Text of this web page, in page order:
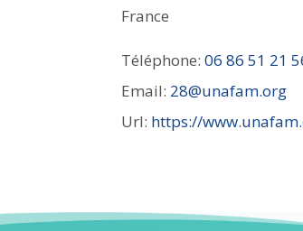
France
Téléphone:06 86 51 21
Email: 28@unafam.org
Url: https://